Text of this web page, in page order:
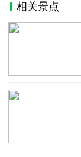
相关景点